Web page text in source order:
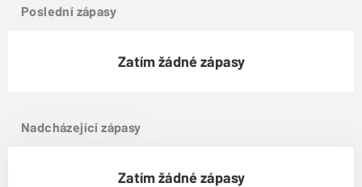
Poslední zápasy
Zatím žádné zápasy
Nadcházející zápasy
Zatím žádné zápasy